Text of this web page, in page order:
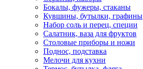
Бокалы, фужеры, стаканы
Кувшины, бутылки, графины
Набор соль и перец, специи
Салатник, ваза для фруктов
Столовые приборы и ножи
Поднос, подставка
Мелочи для кухни